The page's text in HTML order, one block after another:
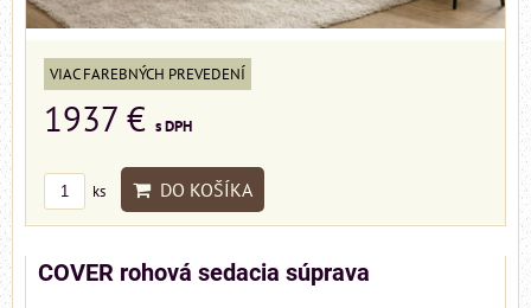
VIAC FAREBNÝCH PREVEDENÍ
1937 € s DPH
ks DO KOŠÍKA
COVER rohová sedacia súprava